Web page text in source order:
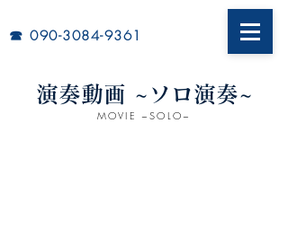
​☎︎ 090-3084-9361
MOVIE ~SOLO~
演奏動画 ~ソロ演奏~